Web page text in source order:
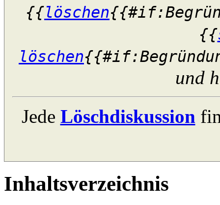
{{löschen
{{
löschen
und
Jede Löschdiskussion
Inhaltsverzeichnis